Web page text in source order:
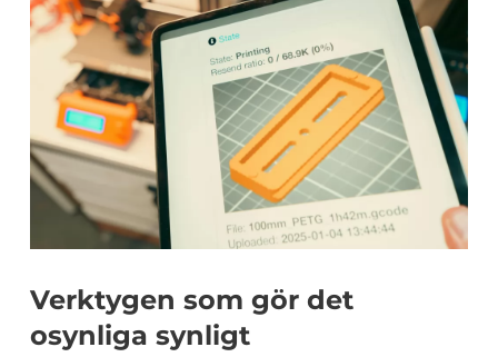
Verktygen som gör det
osynliga synligt